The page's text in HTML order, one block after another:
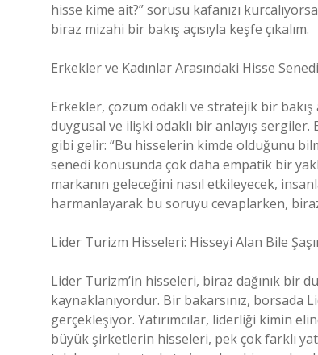
hisse kime ait?” sorusu kafanızı
biraz mizahi bir bakış açısıyla keşfe çıkalım.
Erkekler ve Kadınlar Arasındaki Hisse Senedi
Erkekler, çözüm odaklı ve stratejik bir bakış
duygusal ve ilişki odaklı bir anlayış
gibi gelir: “Bu hisselerin kimde olduğunu
senedi konusunda çok daha empatik bir
markanın geleceğini nasıl etkileyecek,
harmanlayarak bu soruyu cevaplarken,
Lider Turizm Hisseleri: Hisseyi Alan Bile
Lider Turizm’in hisseleri, biraz dağınık bir
kaynaklanıyordur. Bir bakarsınız, borsada
gerçekleşiyor. Yatırımcılar, liderliği kimin
büyük şirketlerin hisseleri, pek çok farklı